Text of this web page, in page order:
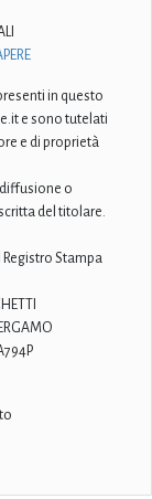
in questo
e sono tutelati
e di proprietà
o
del titolare.
Stampa